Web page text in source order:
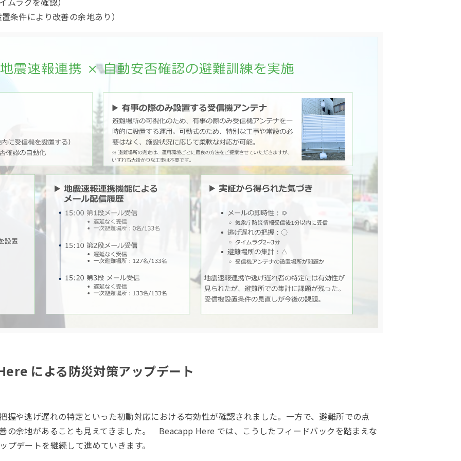
条件により改善の余地あり）
による防災対策アップデート
握や逃げ遅れの特定といった初動対応における有効性が確認されました。一方で、避難所での点
の余地があることも見えてきました。 Beacapp Here では、こうしたフィードバックを踏まえな
デートを継続して進めていきます。